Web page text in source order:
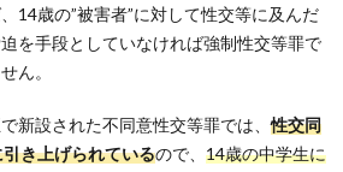
14歳の”被害者”に対して性交等に及んだ
を手段としていなければ強制性交等罪で
ん。
新設された不同意性交等罪では、性交同
き上げられているので、 14歳の中学生に